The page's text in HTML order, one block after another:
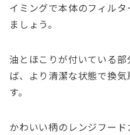
イミングで本体のフィル
ましょう。
油とほこりが付いている
ば、より清潔な状態で換
す。
かわいい柄のレンジフー